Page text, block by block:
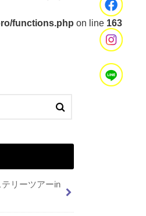
functions.php on line 163
リーツアーin